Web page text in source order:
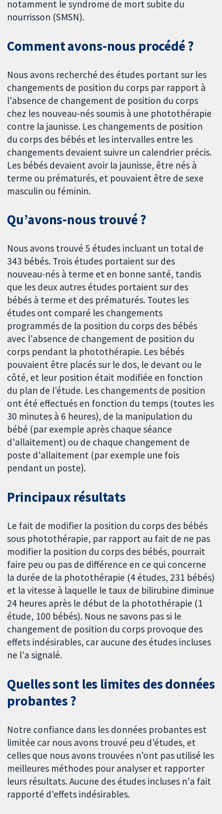
notamment le syndrome de mort subite du
nourrisson (SMSN).
Comment avons-nous procédé ?
Nous avons recherché des études portant sur les
changements de position du corps par rapport à
l'absence de changement de position du corps
chez les nouveau-nés soumis à une photothérapie
contre la jaunisse. Les changements de position
du corps des bébés et les intervalles entre les
changements devaient suivre un calendrier précis.
Les bébés devaient avoir la jaunisse, être nés à
terme ou prématurés, et pouvaient être de sexe
masculin ou féminin.
Qu’avons-nous trouvé ?
Nous avons trouvé 5 études incluant un total de
343 bébés. Trois études portaient sur des
nouveau-nés à terme et en bonne santé, tandis
que les deux autres études portaient sur des
bébés à terme et des prématurés. Toutes les
études ont comparé les changements
programmés de la position du corps des bébés
avec l'absence de changement de position du
corps pendant la photothérapie. Les bébés
pouvaient être placés sur le dos, le devant ou le
côté, et leur position était modifiée en fonction
du plan de l'étude. Les changements de position
ont été effectués en fonction du temps (toutes les
30 minutes à 6 heures), de la manipulation du
bébé (par exemple après chaque séance
d'allaitement) ou de chaque changement de
poste d'allaitement (par exemple une fois
pendant un poste).
Principaux résultats
Le fait de modifier la position du corps des bébés
sous photothérapie, par rapport au fait de ne pas
modifier la position du corps des bébés, pourrait
faire peu ou pas de différence en ce qui concerne
la durée de la photothérapie (4 études, 231 bébés)
et la vitesse à laquelle le taux de bilirubine diminue
24 heures après le début de la photothérapie (1
étude, 100 bébés). Nous ne savons pas si le
changement de position du corps provoque des
effets indésirables, car aucune des études incluses
ne l'a signalé.
Quelles sont les limites des données
probantes ?
Notre confiance dans les données probantes est
limitée car nous avons trouvé peu d'études, et
celles que nous avons trouvées n'ont pas utilisé les
meilleures méthodes pour analyser et rapporter
leurs résultats. Aucune des études incluses n'a fait
rapporté d'effets indésirables.